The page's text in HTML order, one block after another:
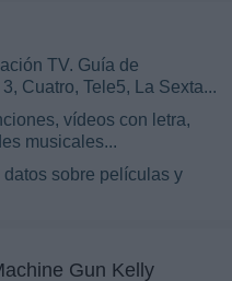
TV. Guía de
Cuatro, Tele5, La Sexta...
vídeos con letra,
musicales...
sobre películas y
Gun Kelly